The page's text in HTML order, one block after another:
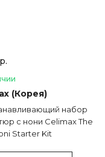
(Корея)
набор
с нони Celimax The
Starter Kit